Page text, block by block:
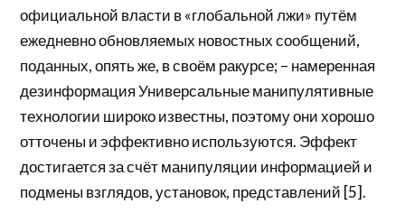
официальной власти в «глобальной лжи» путём
ежедневно обновляемых новостных сообщений,
поданных, опять же, в своём ракурсе; – намеренная
дезинформация Универсальные манипулятивные
технологии широко известны, поэтому они хорошо
отточены и эффективно используются. Эффект
достигается за счёт манипуляции информацией и
подмены взглядов, установок, представлений [5].